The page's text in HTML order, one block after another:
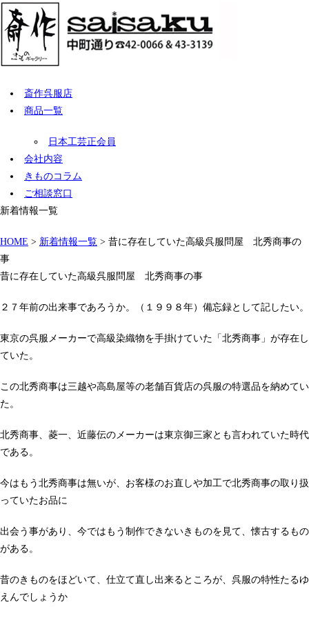
斎作呉服店
商品一覧
日本工芸正会員
会社内容
きものコラム
ご相談窓口
新着情報一覧
HOME > 新着情報一覧 > 昔に存在していた高級呉服問屋 北秀商事の
事
昔に存在していた高級呉服問屋 北秀商事の事
２７年前の出来事であろうか。（１９９８年）備忘録として記したい。
東京の呉服メーカーで高級染織物を手掛けていた「北秀商事」が存在し
ていた。
この北秀商事は三越や高島屋等の老舗百貨店の呉服の特選品を納めてい
た。
北秀商事、菱一、近藤伝のメーカーは東京御三家とも言われていた時代
である。
今はもう北秀商事は無いが、お客様のお直しや加工で北秀商事の取り扱
っていたお品に
出会う事があり、今ではもう制作できないきものを見て、懐古するもの
がある。
昔のきものをほどいて、仕立て直し出来るところが、呉服の特性たるゆ
えんでしょうか